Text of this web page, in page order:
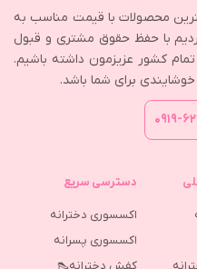
محصولات با قیمت مناسب به
با حفظ حقوق مشتری و قبول
کشور عزیزمون داشته باشیم.
برای شما باشد.
دسترسی سریع
اکسسوری دخترانه
اکسسوری پسرانه
کفش دخترانه👠